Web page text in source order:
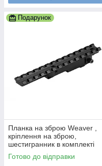
Подарунок
Планка на зброю Weaver ,
кріплення на зброю,
шестигранник в комплекті
Готово до відправки